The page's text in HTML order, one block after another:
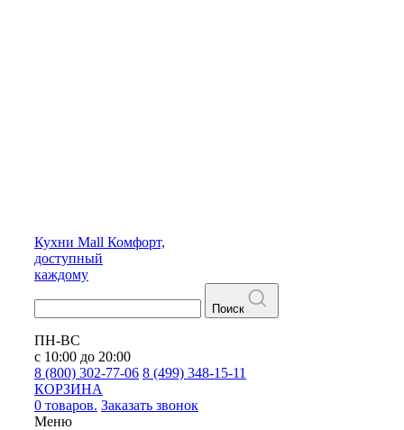
Кухни Mall Комфорт,
доступный
каждому
Поиск
ПН-ВС
с 10:00 до 20:00
8 (800) 302-77-06 8 (499) 348-15-11
КОРЗИНА
0 товаров. Заказать звонок
Меню